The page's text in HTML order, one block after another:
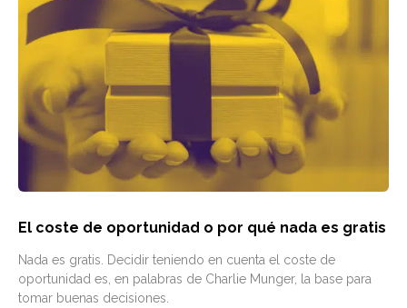
El coste de oportunidad o por qué nada es gratis
Nada es gratis. Decidir teniendo en cuenta el coste de
oportunidad es, en palabras de Charlie Munger, la base para
tomar buenas decisiones.